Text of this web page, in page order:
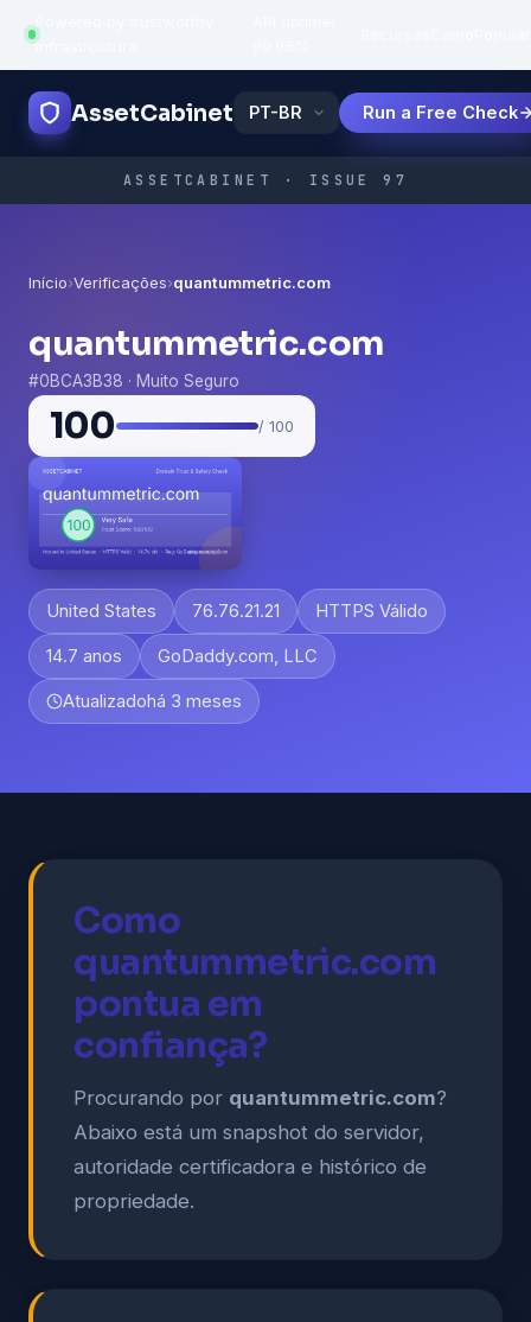
infrastructure
AssetCabinet Run a Free Check
ASSETCABINET · ISSUE 97
Início›Verificações›quantummetric.com
quantummetric.com
#0BCA3B38 · Muito Seguro
100 / 100
United States 76.76.21.21 HTTPS Válido
14.7 anos GoDaddy.com, LLC
Atualizadohá 3 meses
Como
quantummetric.com
pontua em
confiança?
Procurando por quantummetric.com?
Abaixo está um snapshot do servidor,
autoridade certificadora e histórico de
propriedade.